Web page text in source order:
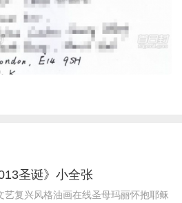
圣诞》小全张
复兴风格油画在线圣母玛丽怀抱耶稣